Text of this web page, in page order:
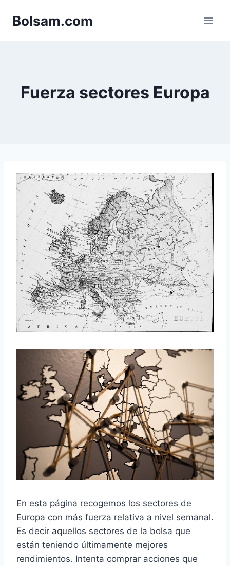
Bolsam.com
Fuerza sectores Europa
En esta página recogemos los sectores de
Europa con más fuerza relativa a nivel semanal.
Es decir aquellos sectores de la bolsa que
están teniendo últimamente mejores
rendimientos. Intenta comprar acciones que